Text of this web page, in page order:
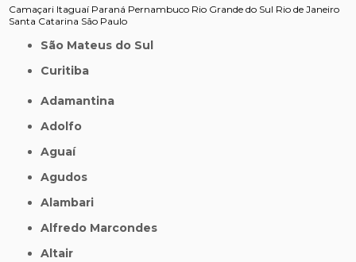
Camaçari Itaguaí Paraná Pernambuco Rio Grande do Sul Rio de Janeiro
Santa Catarina São Paulo
São Mateus do Sul
Curitiba
Adamantina
Adolfo
Aguaí
Agudos
Alambari
Alfredo Marcondes
Altair